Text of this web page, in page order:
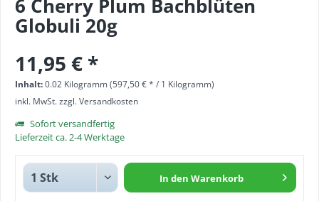
6 Cherry Plum Bachblüten
Globuli 20g
11,95 € *
Inhalt:0.02 Kilogramm (597,50 € * / 1 Kilogramm)
inkl. MwSt.zzgl. Versandkosten
Sofort versandfertig
Lieferzeit ca. 2-4 Werktage
In den Warenkorb